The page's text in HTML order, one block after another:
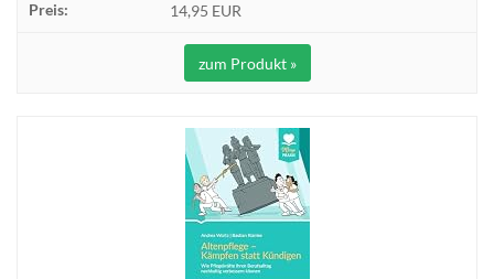
14,95 EUR
zum Produkt »